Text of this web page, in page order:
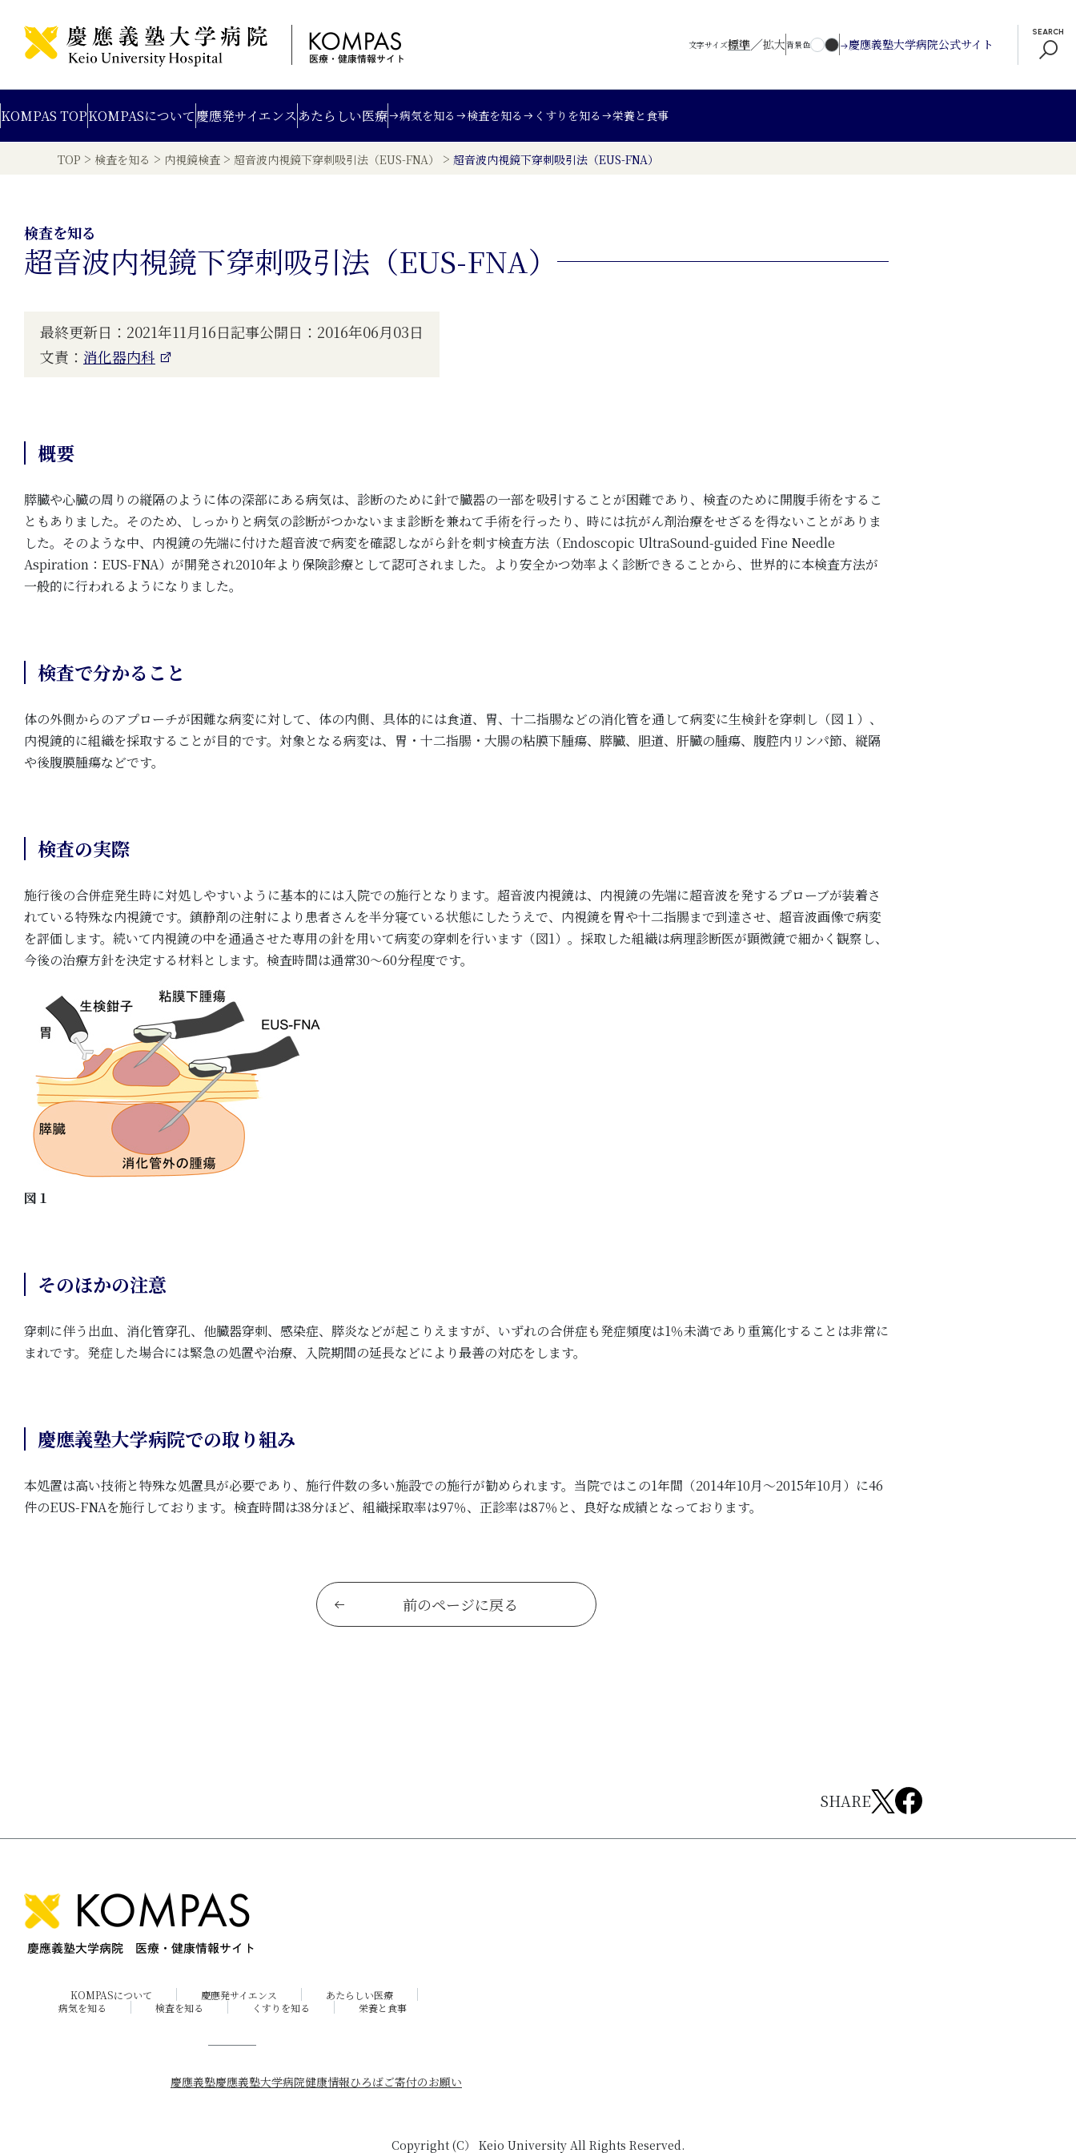
文字サイズ標準／拡大背景色 慶應義塾大学病院公式サイト
SEARCH
KOMPAS TOPKOMPASについて慶應発サイエンス あたらしい医療 病気を知る 検査を知る くすりを知る 栄養と食事
TOP > 検査を知る > 内視鏡検査 > 超音波内視鏡下穿刺吸引法（EUS-FNA） > 超音波内視鏡下穿刺吸引法（EUS-FNA）
検査を知る
超音波内視鏡下穿刺吸引法（EUS-FNA）
最終更新日：2021年11月16日記事公開日：2016年06月03日
文責： 消化器内科
概要
膵臓や心臓の周りの縦隔のように体の深部にある病気は、診断のために針で臓器の一部を吸引することが困難であり、検査のために開腹手術をするこ
ともありました。そのため、しっかりと病気の診断がつかないまま診断を兼ねて手術を行ったり、時には抗がん剤治療をせざるを得ないことがありま
した。そのような中、内視鏡の先端に付けた超音波で病変を確認しながら針を刺す検査方法（Endoscopic UltraSound-guided Fine Needle
Aspiration：EUS-FNA）が開発され2010年より保険診療として認可されました。より安全かつ効率よく診断できることから、世界的に本検査方法が
一般的に行われるようになりました。
検査で分かること
体の外側からのアプローチが困難な病変に対して、体の内側、具体的には食道、胃、十二指腸などの消化管を通して病変に生検針を穿刺し（図１）、
内視鏡的に組織を採取することが目的です。対象となる病変は、胃・十二指腸・大腸の粘膜下腫瘍、膵臓、胆道、肝臓の腫瘍、腹腔内リンパ節、縦隔
や後腹膜腫瘍などです。
検査の実際
施行後の合併症発生時に対処しやすいように基本的には入院での施行となります。超音波内視鏡は、内視鏡の先端に超音波を発するプローブが装着さ
れている特殊な内視鏡です。鎮静剤の注射により患者さんを半分寝ている状態にしたうえで、内視鏡を胃や十二指腸まで到達させ、超音波画像で病変
を評価します。続いて内視鏡の中を通過させた専用の針を用いて病変の穿刺を行います（図1）。採取した組織は病理診断医が顕微鏡で細かく観察し、
今後の治療方針を決定する材料とします。検査時間は通常30～60分程度です。
図１
そのほかの注意
穿刺に伴う出血、消化管穿孔、他臓器穿刺、感染症、膵炎などが起こりえますが、いずれの合併症も発症頻度は1％未満であり重篤化することは非常に
まれです。発症した場合には緊急の処置や治療、入院期間の延長などにより最善の対応をします。
慶應義塾大学病院での取り組み
本処置は高い技術と特殊な処置具が必要であり、施行件数の多い施設での施行が勧められます。当院ではこの1年間（2014年10月～2015年10月）に46
件のEUS-FNAを施行しております。検査時間は38分ほど、組織採取率は97％、正診率は87％と、良好な成績となっております。
前のページに戻る
SHARE
KOMPASについて 慶應発サイエンス
あたらしい医療
病気を知る
検査を知る くすりを知る 栄養と食事
慶應義塾慶應義塾大学病院健康情報ひろばご寄付のお願い
Copyright (C） Keio University All Rights Reserved.